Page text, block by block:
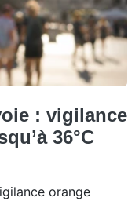
: vigilance
36°C
orange